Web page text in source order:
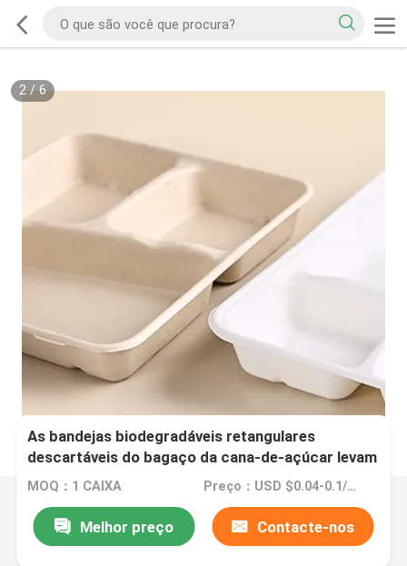
2/6
As bandejas biodegradáveis retangulares
descartáveis do bagaço da cana-de-açúcar levam
embora bandejas com tampas
MOQ：1 CAIXA Preço：USD $0.04-0.1/pc
Melhor preço Contacte-nos